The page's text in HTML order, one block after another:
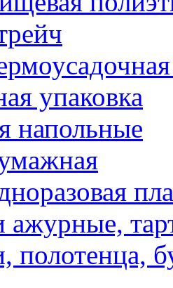
упаковка
напольные
ажурные,
полотенца,